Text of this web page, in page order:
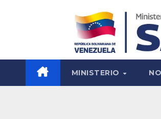
MINISTERIO